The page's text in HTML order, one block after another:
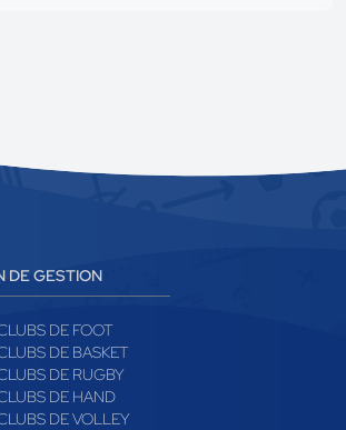
DE GESTION
DE FOOT
DE BASKET
DE RUGBY
DE HAND
DE VOLLEY